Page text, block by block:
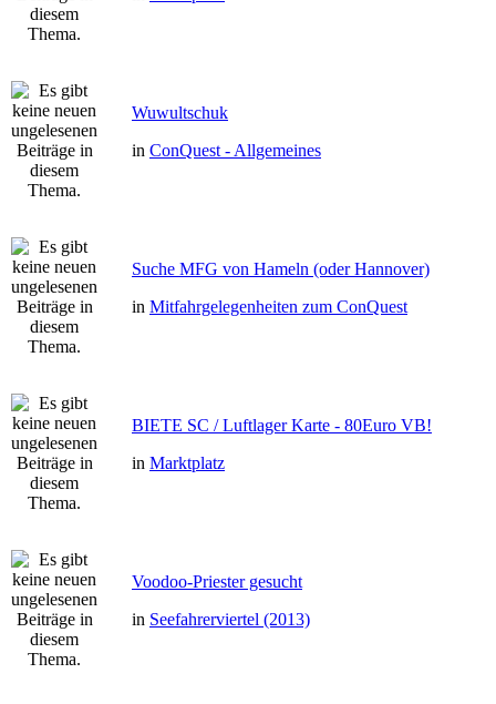
Wuwultschuk
in ConQuest - Allgemeines
Suche MFG von Hameln (oder Hannover)
in Mitfahrgelegenheiten zum ConQuest
BIETE SC / Luftlager Karte - 80Euro VB!
in Marktplatz
Voodoo-Priester gesucht
in Seefahrerviertel (2013)